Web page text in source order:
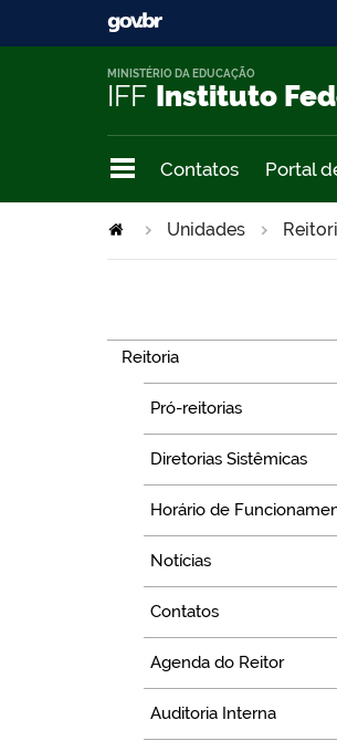
IFF Instituto
MINISTÉRIO DA EDUCAÇÃO
Contatos Portal
Unidades
Reitoria
Pró-reitorias
Diretorias Sistêmicas
Horário de
Notícias
Contatos
Agenda do Reitor
Auditoria Interna